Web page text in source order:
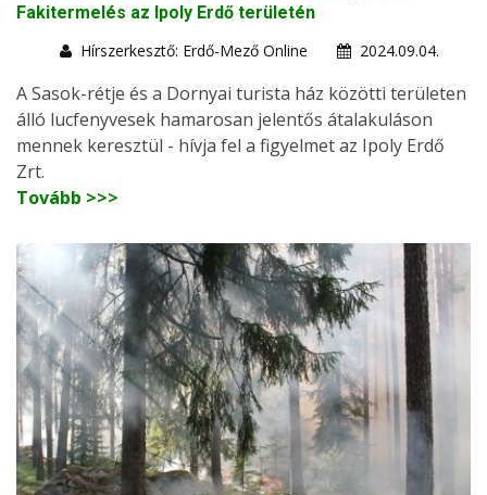
Fakitermelés az Ipoly Erdő területén
Hírszerkesztő: Erdő-Mező Online
2024.09.04.
A Sasok-rétje és a Dornyai turista ház közötti területen
álló lucfenyvesek hamarosan jelentős átalakuláson
mennek keresztül - hívja fel a figyelmet az Ipoly Erdő
Zrt.
Tovább >>>